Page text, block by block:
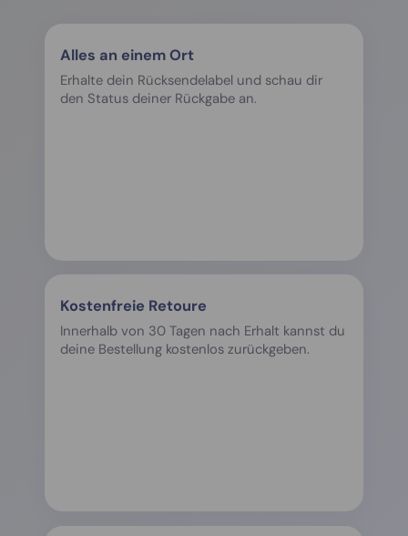
Alles an einem Ort
Erhalte dein Rücksendelabel und schau dir
den Status deiner Rückgabe an.
Kostenfreie Retoure
Innerhalb von 30 Tagen nach Erhalt kannst du
deine Bestellung kostenlos zurückgeben.